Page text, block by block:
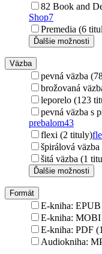
82 Book and
Shop7
Premedia (6
Ďalšie možnosti
Väzba
pevná väzba
brožovaná
leporelo (123
pevná väzba s
prebalom43
flexi (2 tituly)
špirálová
šitá väzba (1
Ďalšie možnosti
Formát
E-kniha:
E-kniha:
E-kniha: PDF
Audiokniha: